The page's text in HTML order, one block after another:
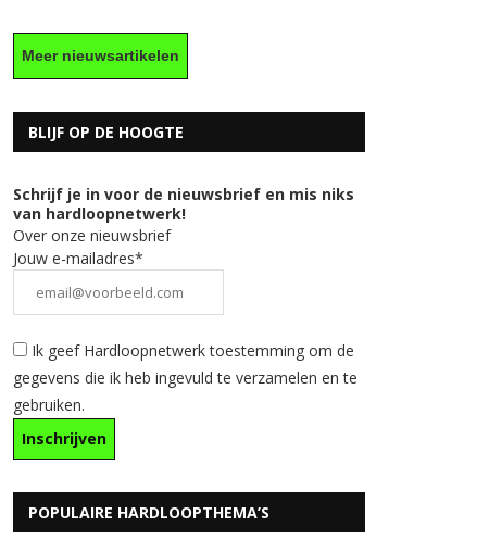
Meer nieuwsartikelen
BLIJF OP DE HOOGTE
Schrijf je in voor de nieuwsbrief en mis niks
van hardloopnetwerk!
Over onze nieuwsbrief
Jouw e-mailadres*
Ik geef Hardloopnetwerk toestemming om de
gegevens die ik heb ingevuld te verzamelen en te
gebruiken.
POPULAIRE HARDLOOPTHEMA’S